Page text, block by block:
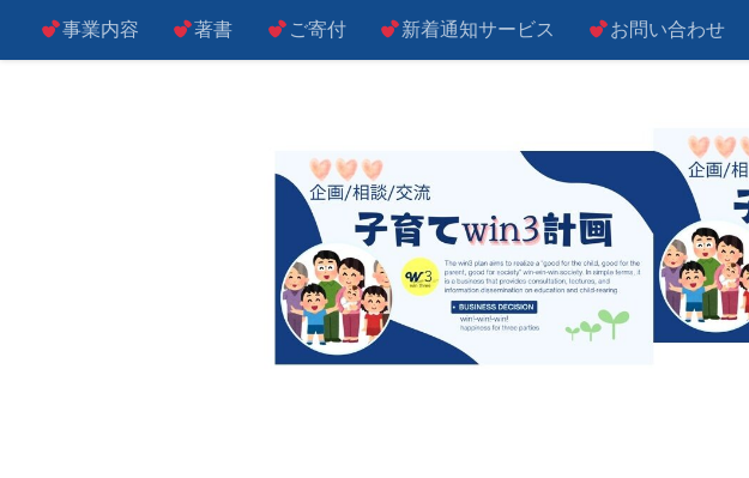
コンテンツへスキップ
事業内容 著書 ご寄付 新着通知サービス お問い合わせ